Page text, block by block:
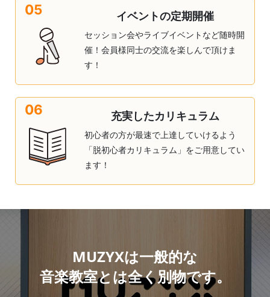
05 イベントの定期開催
セッション会やライブイベントなど随時開
催！会員様同士の交流を楽しんで頂けま
す！
06 充実したカリキュラム
初心者の方が最速で上達していけるよう
「脱初心者カリキュラム」をご用意してい
ます！
MUZYXは一般的な
音楽教室とは全く別物です。